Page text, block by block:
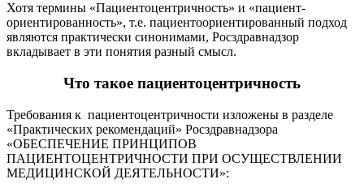
Хотя термины «Пациентоцентричность» и «пациент-
ориентированность», т.е. пациентоориентированный подход
являются практически синонимами, Росздравнадзор
вкладывает в эти понятия разный смысл.
Что такое пациентоцентричность
Требования к пациентоцентричности изложены в разделе
«Практических рекомендаций» Росздравнадзора
«ОБЕСПЕЧЕНИЕ ПРИНЦИПОВ
ПАЦИЕНТОЦЕНТРИЧНОСТИ ПРИ ОСУЩЕСТВЛЕНИИ
МЕДИЦИНСКОЙ ДЕЯТЕЛЬНОСТИ»: